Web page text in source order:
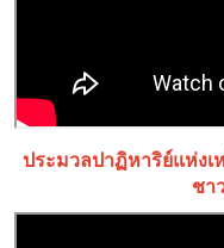
ประมวลปาฏิหาริย์แห่ง
ชา